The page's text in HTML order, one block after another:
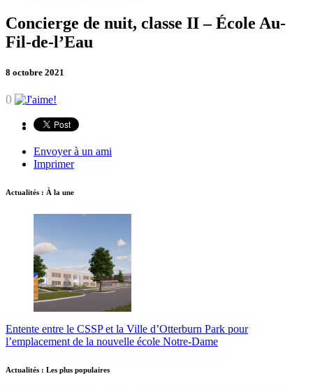
Concierge de nuit, classe II – École Au-
Fil-de-l’Eau
8 octobre 2021
0
Envoyer à un ami
Imprimer
Actualités : À la une
Entente entre le CSSP et la Ville d’Otterburn Park pour
l’emplacement de la nouvelle école Notre-Dame
Actualités : Les plus populaires